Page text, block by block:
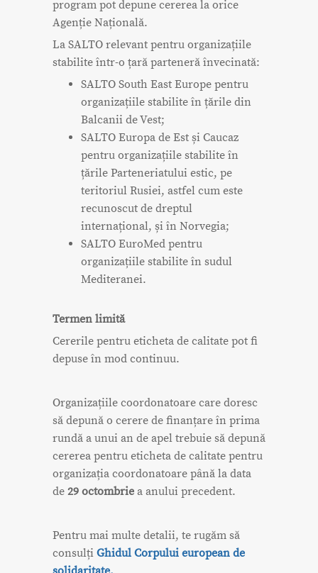
program pot depune cererea la orice
Agenție Națională.
La SALTO relevant pentru organizațiile
stabilite într-o țară parteneră învecinată:
SALTO South East Europe pentru
organizațiile stabilite în țările din
Balcanii de Vest;
SALTO Europa de Est și Caucaz
pentru organizațiile stabilite în
țările Parteneriatului estic, pe
teritoriul Rusiei, astfel cum este
recunoscut de dreptul
internațional, și în Norvegia;
SALTO EuroMed pentru
organizațiile stabilite în sudul
Mediteranei.
Termen limită
Cererile pentru eticheta de calitate pot fi
depuse în mod continuu.
Organizațiile coordonatoare care doresc
să depună o cerere de finanțare în prima
rundă a unui an de apel trebuie să depună
cererea pentru eticheta de calitate pentru
organizația coordonatoare până la data
de 29 octombrie a anului precedent.
Pentru mai multe detalii, te rugăm să
consulți Ghidul Corpului european de